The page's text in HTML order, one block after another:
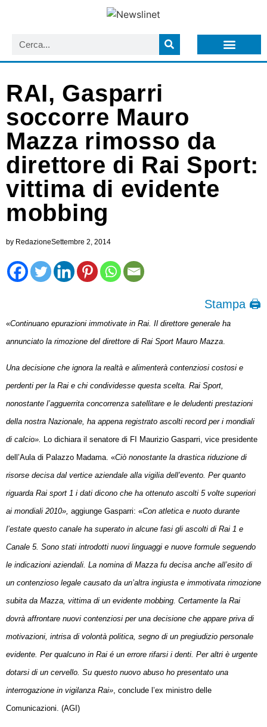
RAI, Gasparri
soccorre Mauro
Mazza rimosso da
direttore di Rai Sport:
vittima di evidente
mobbing
by RedazioneSettembre 2, 2014
Stampa 🖨
«Continuano epurazioni immotivate in Rai. Il direttore generale ha
annunciato la rimozione del direttore di Rai Sport Mauro Mazza
Una decisione che ignora la realtà e alimenterà contenziosi costosi e
perdenti per la Rai e chi condividesse questa scelta. Rai Sport,
nonostante l’agguerrita concorrenza satellitare e le deludenti prestazioni
della nostra Nazionale, ha appena registrato ascolti record per i mondiali
di calcio». Lo dichiara il senatore di FI Maurizio Gasparri, vice presidente
dell’Aula di Palazzo Madama. «Ciò nonostante la drastica riduzione di
risorse decisa dal vertice aziendale alla vigilia dell’evento. Per quanto
riguarda Rai sport 1 i dati dicono che ha ottenuto ascolti 5 volte superiori
ai mondiali 2010», aggiunge Gasparri: «Con atletica e nuoto durante
l’estate questo canale ha superato in alcune fasi gli ascolti di Rai 1 e
Canale 5. Sono stati introdotti nuovi linguaggi e nuove formule seguendo
le indicazioni aziendali. La nomina di Mazza fu decisa anche all’esito di
un contenzioso legale causato da un’altra ingiusta e immotivata rimozione
subita da Mazza, vittima di un evidente mobbing. Certamente la Rai
dovrà affrontare nuovi contenziosi per una decisione che appare priva di
motivazioni, intrisa di volontà politica, segno di un pregiudizio personale
evidente. Per qualcuno in Rai é un errore rifarsi i denti. Per altri è urgente
dotarsi di un cervello. Su questo nuovo abuso ho presentato una
interrogazione in vigilanza Rai», conclude l’ex ministro delle
Comunicazioni. (AGI)